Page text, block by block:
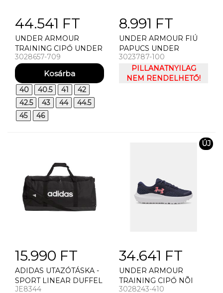
44.541 FT
UNDER ARMOUR
TRAINING CIPŐ UNDER
ARMOUR UA CHARGED
BANDIT TR 3 SP FÉRFI
CIPÕ
3028657-709
40 40.5 41
42
42.5
43 44
44.5
45
46
8.991 FT
UNDER ARMOUR FIÚ
PAPUCS UNDER
ARMOUR UA B LOCKER
IV SL
3023787-100
PILLANATNYILAG
NEM RENDELHETŐ!
15.990 FT
ADIDAS UTAZÓTÁSKA -
SPORT LINEAR DUFFEL
L
JE8344
ÚJ
34.641 FT
UNDER ARMOUR
TRAINING CIPŐ NÕI
CIPÕ UNDER ARMOUR
3028243-410